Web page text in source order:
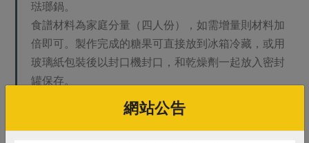
琺瑯鍋。
食譜材料為家庭分量（四人份），如需增量則材料加
倍即可。製作完成的糖果可直接放到冰箱冷藏，或用
玻璃紙包裝後以封口機封口，和乾燥劑一起放入密封
罐保存。
網站公告